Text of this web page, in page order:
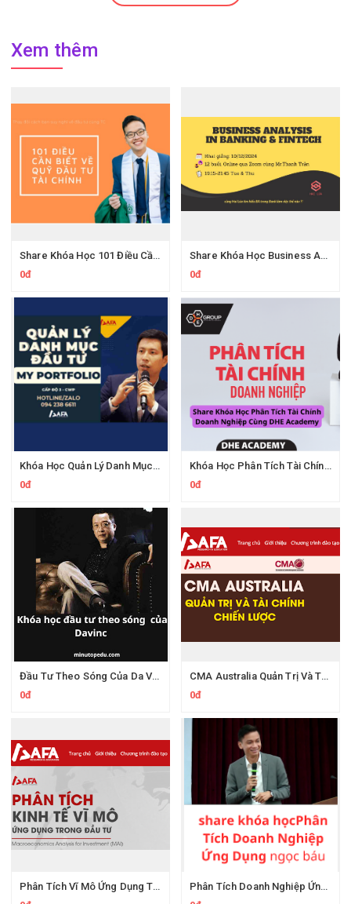
Xem thêm
Share Khóa Học 101 Điều Cần Biết Về Quỹ Đầu Tư Tài Chính 2025 CủaThành Công TC
0đ
Share Khóa Học Business Analysis For Banking & Fintech Của Hai Lúa
0đ
Khóa Học Quản Lý Danh Mục Đầu Tư My Portfolio Của Afa
0đ
Khóa Học Phân Tích Tài Chính Doanh Nghiệp Của DHE Academy Mới Nhất
0đ
Đầu Tư Theo Sóng Của Da Vinci Academy
0đ
CMA Australia Quản Trị Và Tài Chính Chiến Lược AFA
0đ
Phân Tích Vĩ Mô Ứng Dụng Trong Đầu Tư MAI Của Afa
Phân Tích Doanh Nghiệp Ứng Dụng Trần Ngọc Báu